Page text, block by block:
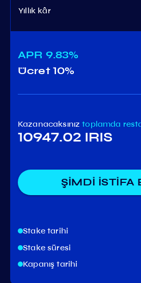
Yıllık kâr
APR 9.83%
Ücret10%
Kazanacaksınız toplamda
10947.02 IRIS
ŞİMDİ İSTİFA
Stake tarihi
Stake süresi
Kapanış tarihi